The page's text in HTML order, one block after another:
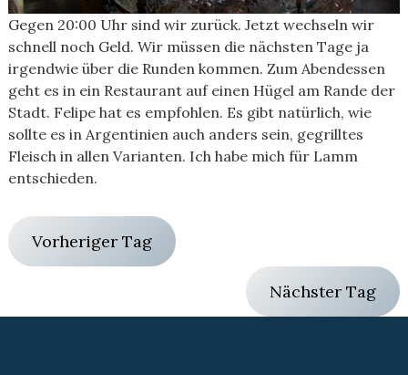
Gegen 20:00 Uhr sind wir zurück. Jetzt wechseln wir
schnell noch Geld. Wir müssen die nächsten Tage ja
irgendwie über die Runden kommen. Zum Abendessen
geht es in ein Restaurant auf einen Hügel am Rande der
Stadt. Felipe hat es empfohlen. Es gibt natürlich, wie
sollte es in Argentinien auch anders sein, gegrilltes
Fleisch in allen Varianten. Ich habe mich für Lamm
entschieden.
Vorheriger Tag
Nächster Tag